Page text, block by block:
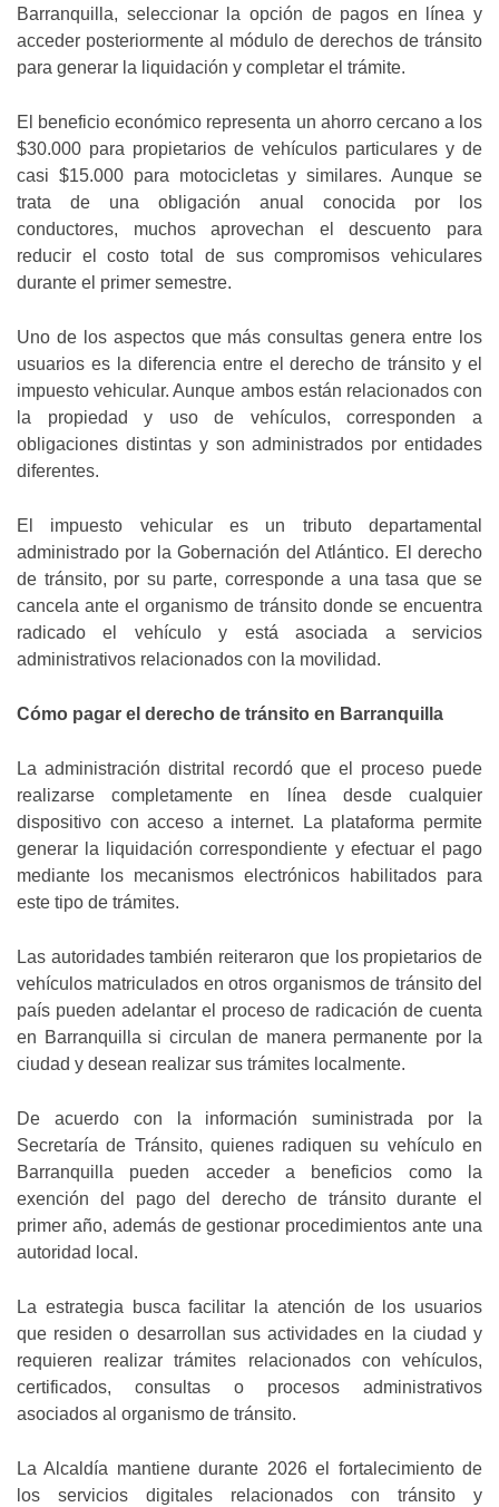
Barranquilla, seleccionar la opción de pagos en línea y
acceder posteriormente al módulo de derechos de tránsito
para generar la liquidación y completar el trámite.
El beneficio económico representa un ahorro cercano a los
$30.000 para propietarios de vehículos particulares y de
casi $15.000 para motocicletas y similares. Aunque se
trata de una obligación anual conocida por los
conductores, muchos aprovechan el descuento para
reducir el costo total de sus compromisos vehiculares
durante el primer semestre.
Uno de los aspectos que más consultas genera entre los
usuarios es la diferencia entre el derecho de tránsito y el
impuesto vehicular. Aunque ambos están relacionados con
la propiedad y uso de vehículos, corresponden a
obligaciones distintas y son administrados por entidades
diferentes.
El impuesto vehicular es un tributo departamental
administrado por la Gobernación del Atlántico. El derecho
de tránsito, por su parte, corresponde a una tasa que se
cancela ante el organismo de tránsito donde se encuentra
radicado el vehículo y está asociada a servicios
administrativos relacionados con la movilidad.
Cómo pagar el derecho de tránsito en Barranquilla
La administración distrital recordó que el proceso puede
realizarse completamente en línea desde cualquier
dispositivo con acceso a internet. La plataforma permite
generar la liquidación correspondiente y efectuar el pago
mediante los mecanismos electrónicos habilitados para
este tipo de trámites.
Las autoridades también reiteraron que los propietarios de
vehículos matriculados en otros organismos de tránsito del
país pueden adelantar el proceso de radicación de cuenta
en Barranquilla si circulan de manera permanente por la
ciudad y desean realizar sus trámites localmente.
De acuerdo con la información suministrada por la
Secretaría de Tránsito, quienes radiquen su vehículo en
Barranquilla pueden acceder a beneficios como la
exención del pago del derecho de tránsito durante el
primer año, además de gestionar procedimientos ante una
autoridad local.
La estrategia busca facilitar la atención de los usuarios
que residen o desarrollan sus actividades en la ciudad y
requieren realizar trámites relacionados con vehículos,
certificados, consultas o procesos administrativos
asociados al organismo de tránsito.
La Alcaldía mantiene durante 2026 el fortalecimiento de
los servicios digitales relacionados con tránsito y